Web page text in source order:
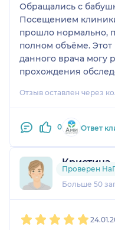
Обращались с
Посещением
прошло нормально,
полном объёме.
данного врача могу
прохождения
Отзыв оставлен через
0 Ответ
Кристина
13 отзывов
Больше 50
Проверен